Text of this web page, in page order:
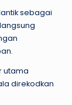
sebagai
utama
direkodkan